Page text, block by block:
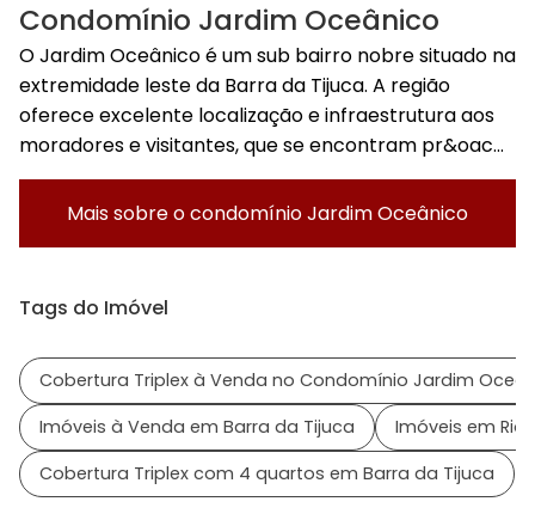
Condomínio Jardim Oceânico
O Jardim Oceânico é um sub bairro nobre situado na
extremidade leste da Barra da Tijuca. A região
oferece excelente localização e infraestrutura aos
moradores e visitantes, que se encontram pr&oac...
Mais sobre o condomínioJardim Oceânico
Tags do Imóvel
Cobertura Triplex à Venda no Condomínio Jardim
Imóveis à Venda em Barra da Tijuca
Imóveis em Rio
Cobertura Triplex com 4 quartos em Barra da Tijuca